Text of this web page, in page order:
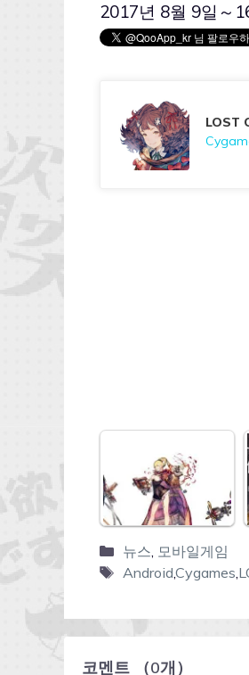
2017년 8월 9일～
LOST
뉴스 모바일게임
AndroidCygames
코멘트 （0개）